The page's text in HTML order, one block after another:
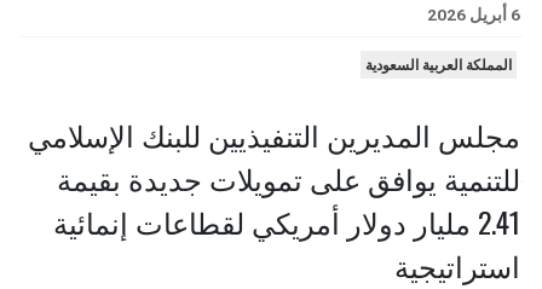
6 أبريل 2026
المملكة العربية السعودية
مجلس المديرين التنفيذيين للبنك الإسلامي
للتنمية يوافق على تمويلات جديدة بقيمة
2.41 مليار دولار أمريكي لقطاعات إنمائية
استراتيجية